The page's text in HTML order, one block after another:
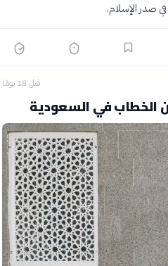
صدر الإسلام.
قبل 18 يومًا
الخطاب في السعودية